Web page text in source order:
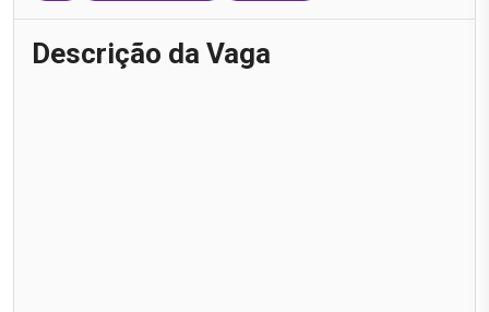
Descrição da Vaga